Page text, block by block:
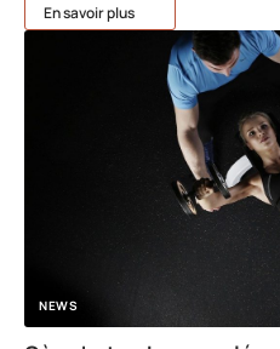
En savoir plus
NEWS